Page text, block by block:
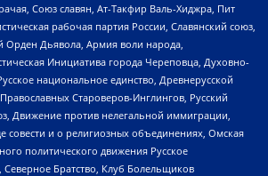
Союз славян, Ат-Такфир Валь-Хиджра, Пит
рабочая партия России, Славянский союз,
Орден Дьявола, Армия воли народа,
Инициатива города Череповца, Духовно-
национальное единство, Древнерусской
Староверов-Инглингов, Русский
Движение против нелегальной иммиграции,
совести и о религиозных объединениях, Омская
политического движения Русское
Северное Братство, Клуб Болельщиков